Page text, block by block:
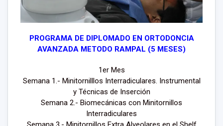
PROGRAMA DE DIPLOMADO EN ORTODONCIA
AVANZADA METODO RAMPAL (5 MESES)
1er Mes
Semana 1.- Minitornilllos Interradiculares. Instrumental
y Técnicas de Inserción
Semana 2.- Biomecánicas con Minitornillos
Interradiculares